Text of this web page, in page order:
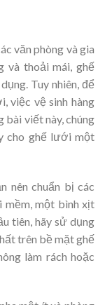
văn phòng và gia
và thoải mái, ghế
Tuy nhiên, để
việc vệ sinh hàng
bài viết này, chúng
cho ghế lưới một
nên chuẩn bị các
mềm, một bình xịt
tiên, hãy sử dụng
trên bề mặt ghế
làm rách hoặc